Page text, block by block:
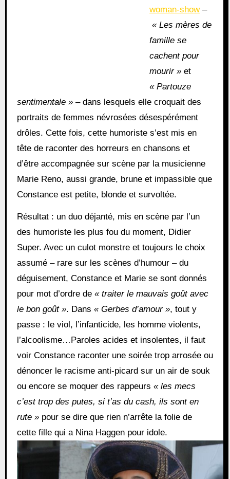
woman-show–
« Les mères de
famille se
cachent pour
mourir » et
« Partouze
sentimentale » – dans lesquels elle croquait des
portraits de femmes névrosées désespérément
drôles. Cette fois, cette humoriste s’est mis en
tête de raconter des horreurs en chansons et
d’être accompagnée sur scène par la musicienne
Marie Reno, aussi grande, brune et impassible que
Constance est petite, blonde et survoltée.
Résultat : un duo déjanté, mis en scène par l’un
des humoriste les plus fou du moment, Didier
Super. Avec un culot monstre et toujours le choix
assumé – rare sur les scènes d’humour – du
déguisement, Constance et Marie se sont donnés
pour mot d’ordre de « traiter le mauvais goût avec
le bon goût ». Dans « Gerbes d’amour », tout y
passe : le viol, l’infanticide, les homme violents,
l’alcoolisme…Paroles acides et insolentes, il faut
voir Constance raconter une soirée trop arrosée ou
dénoncer le racisme anti-picard sur un air de souk
ou encore se moquer des rappeurs « les mecs
c’est trop des putes, si t’as du cash, ils sont en
rute »pour se dire que rien n’arrête la folie de
cette fille qui a Nina Haggen pour idole.